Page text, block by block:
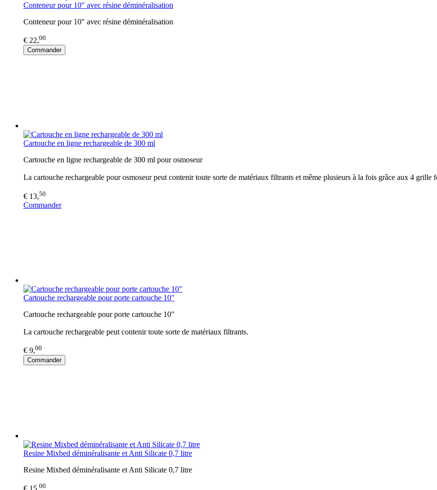
Conteneur pour 10" avec résine déminéralisation
Conteneur pour 10" avec résine déminéralisation
€ 22,00
Commander
Cartouche en ligne rechargeable de 300 ml
Cartouche en ligne rechargeable de 300 ml pour osmoseur
La cartouche rechargeable pour osmoseur peut contenir toute sorte de matériaux filtrants et même plusieurs à la fois grâce aux 4 grille
€ 13,50
Commander
Cartouche rechargeable pour porte cartouche 10"
Cartouche rechargeable pour porte cartouche 10"
La cartouche rechargeable peut contenir toute sorte de matériaux filtrants.
€ 9,00
Commander
Resine Mixbed déminéralisante et Anti Silicate 0,7 litre
Resine Mixbed déminéralisante et Anti Silicate 0,7 litre
00